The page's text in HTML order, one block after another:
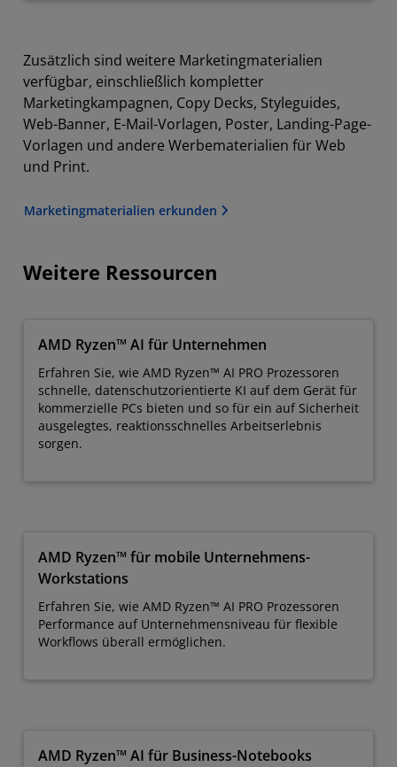
Zusätzlich sind weitere Marketingmaterialien
verfügbar, einschließlich kompletter
Marketingkampagnen, Copy Decks, Styleguides,
Web-Banner, E-Mail-Vorlagen, Poster, Landing-Page-
Vorlagen und andere Werbematerialien für Web
und Print.
Marketingmaterialien erkunden
Weitere Ressourcen
AMD Ryzen™ AI für Unternehmen
Erfahren Sie, wie AMD Ryzen™ AI PRO Prozessoren
schnelle, datenschutzorientierte KI auf dem Gerät für
kommerzielle PCs bieten und so für ein auf Sicherheit
ausgelegtes, reaktionsschnelles Arbeitserlebnis
sorgen.
AMD Ryzen™ für mobile Unternehmens-
Workstations
Erfahren Sie, wie AMD Ryzen™ AI PRO Prozessoren
Performance auf Unternehmensniveau für flexible
Workflows überall ermöglichen.
AMD Ryzen™ AI für Business-Notebooks